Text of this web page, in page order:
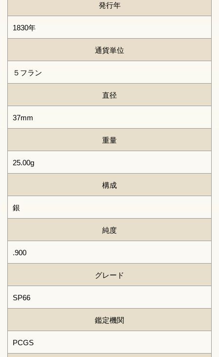
発行年
1830年
通貨単位
５フラン
直径
37mm
重量
25.00g
構成
銀
純度
.900
グレード
SP66
鑑定機関
PCGS